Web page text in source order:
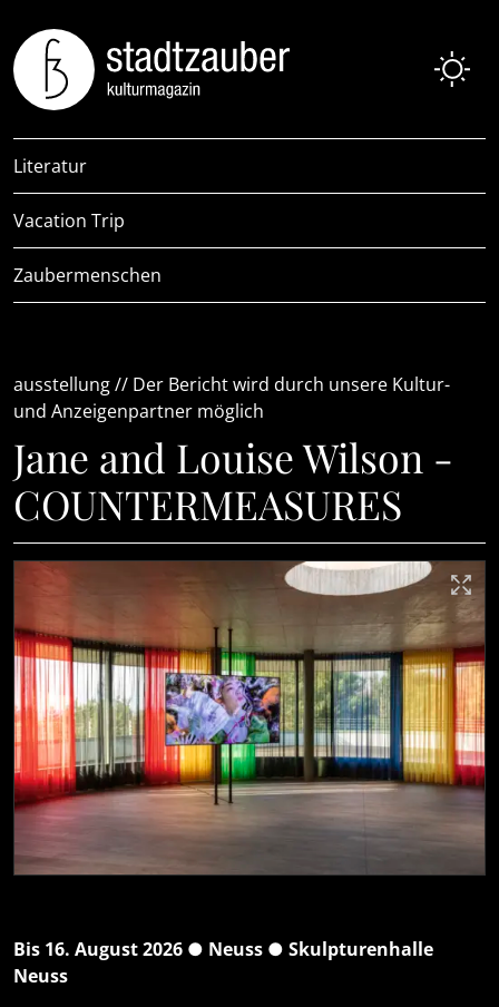
Literatur
Vacation Trip
Zaubermenschen
ausstellung // Der Bericht wird durch unsere Kultur-
und Anzeigenpartner möglich
Jane and Louise Wilson -
COUNTERMEASURES
Bis 16. August 2026 ● Neuss ● Skulpturenhalle
Neuss